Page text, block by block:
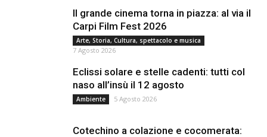
Il grande cinema torna in piazza: al via il
Carpi Film Fest 2026
Arte, Storia, Cultura, spettacolo e musica
7 Agosto 2026
Eclissi solare e stelle cadenti: tutti col
naso all’insù il 12 agosto
Ambiente 5 Agosto 2026
Cotechino a colazione e cocomerata: